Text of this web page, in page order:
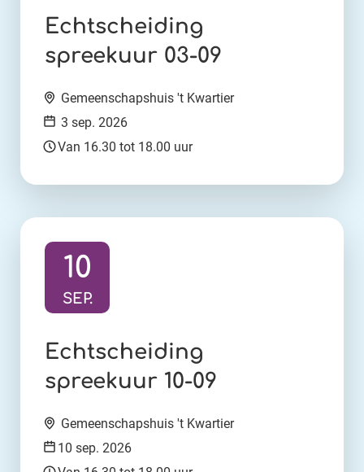
Ga naar activiteit:
Echtscheiding
spreekuur 03-09
Locatie:
Gemeenschapshuis 't Kwartier
Datum:
3 sep. 2026
Tijd:
Van 16.30 tot 18.00 uur
Ga naar activiteit:
Echtscheiding
spreekuur 10-09
10
SEP.
Locatie:
Gemeenschapshuis 't Kwartier
Datum:
10 sep. 2026